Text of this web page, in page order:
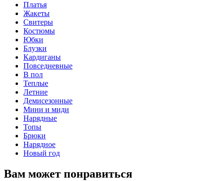
Платья
Жакеты
Свитеры
Костюмы
Юбки
Блузки
Кардиганы
Повседневные
В пол
Теплые
Летние
Демисезонные
Мини и миди
Нарядные
Топы
Брюки
Нарядное
Новый год
Вам может понравиться